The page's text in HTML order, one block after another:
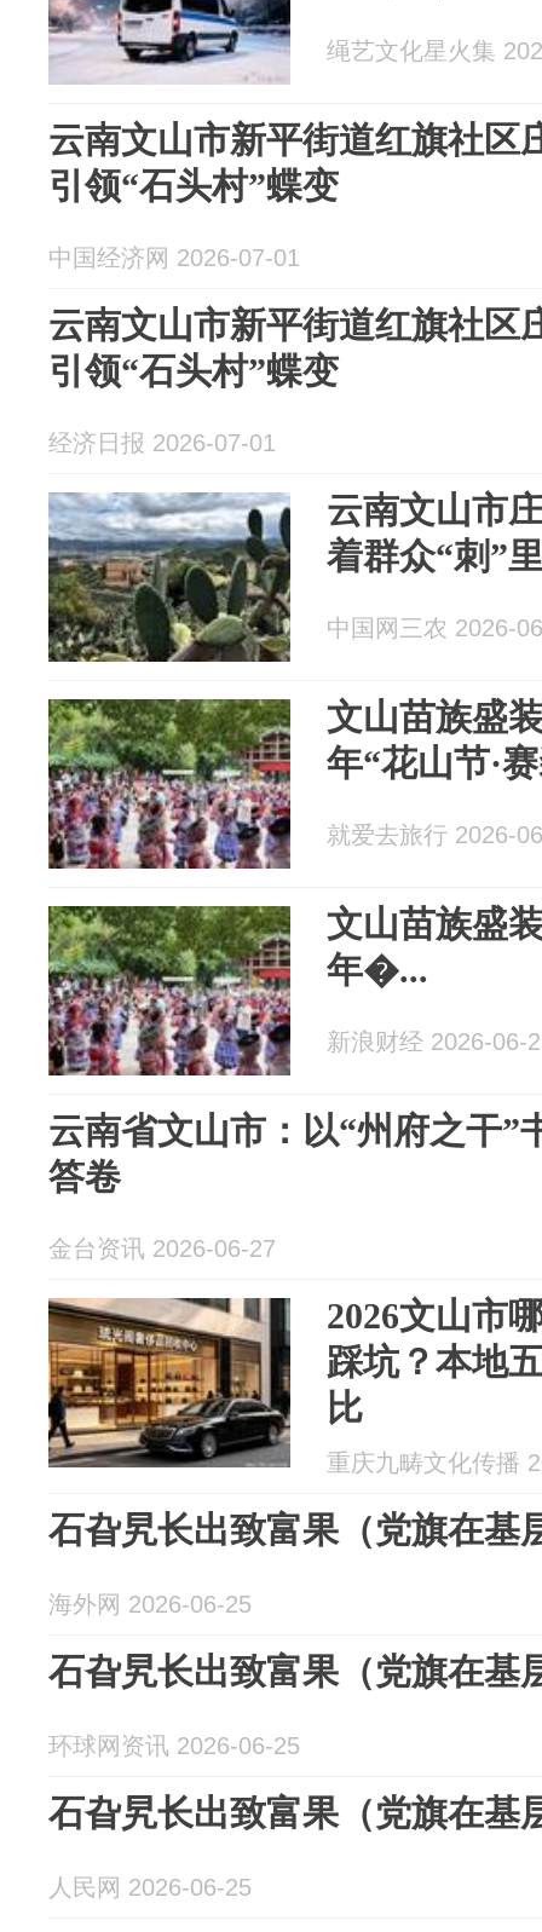
绳艺文化星火集
云南文山市新平街道红旗社区
引领“石头村”蝶变
中国经济网 2026-07-01
云南文山市新平街道红旗社区
引领“石头村”蝶变
经济日报 2026-07-01
云南文山市
着群众“刺”
中国网三农 2026-
文山苗族盛
年“花山节·
就爱去旅行 2026-
文山苗族盛
年�...
新浪财经 2026-06-
云南省文山市：以“州府之干”
答卷
金台资讯 2026-06-27
2026文山市
踩坑？本地
比
重庆九畴文化传播
石旮旯长出致富果（党旗在基
海外网 2026-06-25
石旮旯长出致富果（党旗在基
环球网资讯 2026-06-25
石旮旯长出致富果（党旗在基
人民网 2026-06-25